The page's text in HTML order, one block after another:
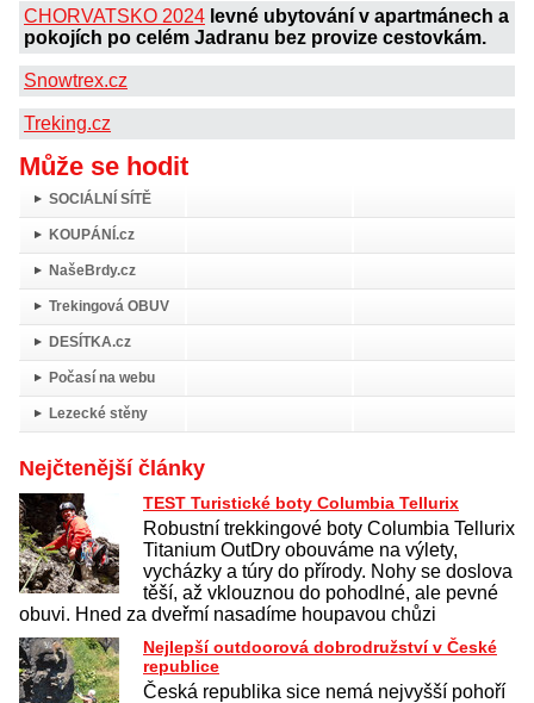
CHORVATSKO 2024 levné ubytování v apartmánech a
pokojích po celém Jadranu bez provize cestovkám.
Snowtrex.cz
Treking.cz
Může se hodit
SOCIÁLNÍ SÍTĚ
KOUPÁNÍ.cz
NašeBrdy.cz
Trekingová OBUV
DESÍTKA.cz
Počasí na webu
Lezecké stěny
Nejčtenější články
TEST Turistické boty Columbia Tellurix
Robustní trekkingové boty Columbia Tellurix
Titanium OutDry obouváme na výlety,
vycházky a túry do přírody. Nohy se doslova
těší, až vklouznou do pohodlné, ale pevné
obuvi. Hned za dveřmí nasadíme houpavou chůzi
Nejlepší outdoorová dobrodružství v České
republice
Česká republika sice nemá nejvyšší pohoří